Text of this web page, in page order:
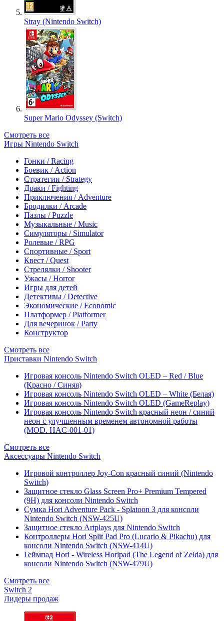
Stray (Nintendo Switch)
Super Mario Odyssey (Switch)
Смотреть все
Игры Nintendo Switch
Гонки / Racing
Боевик / Action
Стратегии / Strategy
Драки / Fighting
Приключения / Adventure
Бродилки / Arcade
Пазлы / Puzzle
Музыкальные / Music
Симуляторы / Simulator
Ролевые / RPG
Спортивные / Sport
Квест / Quest
Стрелялки / Shooter
Ужасы / Horror
Игры для детей
Детективы / Detective
Экономические / Economic
Платформер / Platformer
Для вечеринок / Party
Конструктор
Смотреть все
Приставки Nintendo Switch
Игровая консоль Nintendo Switch OLED – Red / Blue
(Красно / Синяя)
Игровая консоль Nintendo Switch OLED – White (Белая)
Игровая консоль Nintendo Switch OLED (GameReplay)
Игровая консоль Nintendo Switch красный неон / синий
неон с улучшенным временем автономной работы
(MOD. HAC-001-01)
Смотреть все
Аксессуары Nintendo Switch
Игровой контроллер Joy-Con красный синий (Nintendo
Switch)
Защитное стекло Glass Screen Pro+ Premium Tempered
(9H) для консоли Nintendo Switch
Сумка Hori Adventure Pack - Splatoon 3 для консоли
Nintendo Switch (NSW-425U)
Защитное стекло Artplays для Nintendo Switch
Контроллеры Hori Split Pad Pro (Lucario & Pikachu) для
консоли Nintendo Switch (NSW-414U)
Геймпад Hori - Wireless Horipad (The Legend of Zelda) для
консоли Nintendo Switch (NSW-479U)
Смотреть все
Switch 2
Лидеры продаж